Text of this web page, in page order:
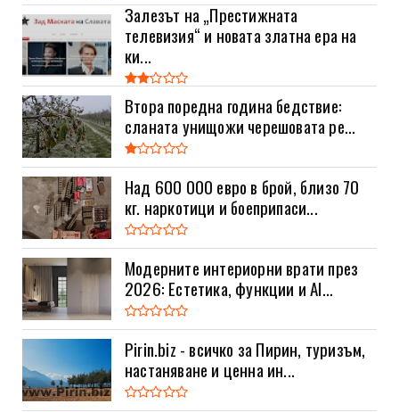
Залезът на „Престижната
телевизия“ и новата златна ера на
ки...
Втора поредна година бедствие:
сланата унищожи черешовата ре...
Над 600 000 евро в брой, близо 70
кг. наркотици и боеприпаси...
Модерните интериорни врати през
2026: Естетика, функции и AI...
Pirin.biz - всичко за Пирин, туризъм,
настаняване и ценна ин...